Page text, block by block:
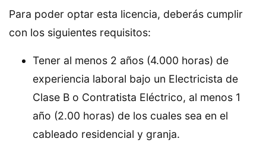
Para poder optar esta licencia, deberás cumplir
con los siguientes requisitos:
Tener al menos 2 años (4.000 horas) de
experiencia laboral bajo un Electricista de
Clase B o Contratista Eléctrico, al menos 1
año (2.00 horas) de los cuales sea en el
cableado residencial y granja.